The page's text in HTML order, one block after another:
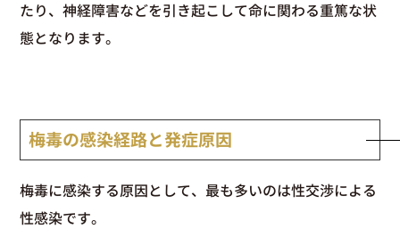
たり、神経障害などを引き起こして命に関わる重篤な状
態となります。
梅毒の感染経路と発症原因
梅毒に感染する原因として、最も多いのは性交渉による
性感染です。